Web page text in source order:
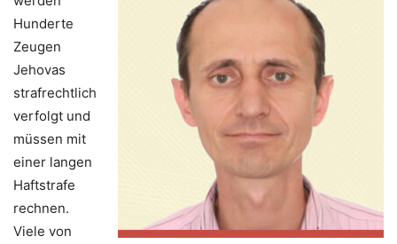
Hunderte
Zeugen
Jehovas
strafrechtlich
verfolgt und
müssen mit
einer langen
Haftstrafe
rechnen.
Viele von